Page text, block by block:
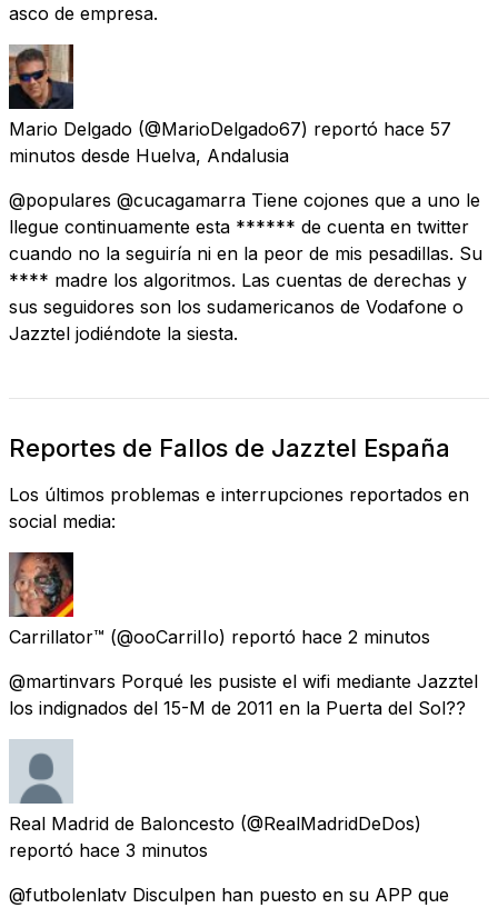
asco de empresa.
Mario Delgado (@MarioDelgado67) reportó hace 57
minutos desde Huelva, Andalusia
@populares @cucagamarra Tiene cojones que a uno le
llegue continuamente esta ****** de cuenta en twitter
cuando no la seguiría ni en la peor de mis pesadillas. Su
**** madre los algoritmos. Las cuentas de derechas y
sus seguidores son los sudamericanos de Vodafone o
Jazztel jodiéndote la siesta.
Reportes de Fallos de Jazztel España
Los últimos problemas e interrupciones reportados en
social media:
Carrillator™ (@ooCarriIIo) reportó hace 2 minutos
@martinvars Porqué les pusiste el wifi mediante Jazztel
los indignados del 15-M de 2011 en la Puerta del Sol??
Real Madrid de Baloncesto (@RealMadridDeDos)
reportó hace 3 minutos
@futbolenlatv Disculpen han puesto en su APP que